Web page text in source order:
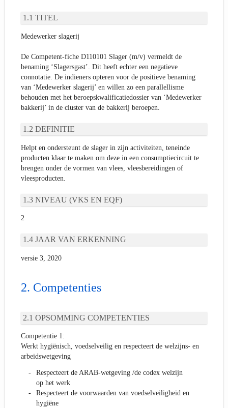
TITEL
Medewerker slagerij
De Competent-fiche D110101 Slager (m/v) vermeldt de
benaming ‘Slagersgast’. Dit heeft echter een negatieve
connotatie. De indieners opteren voor de positieve benaming
van ‘Medewerker slagerij’ en willen zo een parallellisme
behouden met het beroepskwalificatiedossier van ‘Medewerker
bakkerij’ in de cluster van de bakkerij beroepen.
DEFINITIE
Helpt en ondersteunt de slager in zijn activiteiten, teneinde
producten klaar te maken om deze in een consumptiecircuit te
brengen onder de vormen van vlees, vleesbereidingen of
vleesproducten.
NIVEAU (VKS EN EQF)
2
JAAR VAN ERKENNING
versie 3, 2020
Competenties
OPSOMMING COMPETENTIES
Competentie 1:
Werkt hygiënisch, voedselveilig en respecteert de welzijns- en
arbeidswetgeving
Respecteert de ARAB-wetgeving /de codex welzijn
op het werk
Respecteert de voorwaarden van voedselveiligheid en
hygiëne